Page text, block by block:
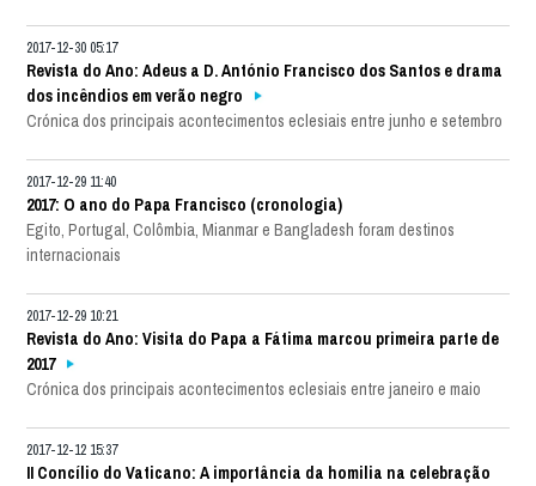
2017-12-30 05:17
Revista do Ano: Adeus a D. António Francisco dos Santos e drama
dos incêndios em verão negro
Crónica dos principais acontecimentos eclesiais entre junho e setembro
2017-12-29 11:40
2017: O ano do Papa Francisco (cronologia)
Egito, Portugal, Colômbia, Mianmar e Bangladesh foram destinos
internacionais
2017-12-29 10:21
Revista do Ano: Visita do Papa a Fátima marcou primeira parte de
2017
Crónica dos principais acontecimentos eclesiais entre janeiro e maio
2017-12-12 15:37
II Concílio do Vaticano: A importância da homilia na celebração